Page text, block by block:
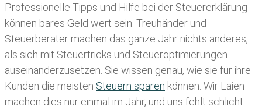
Professionelle Tipps und Hilfe bei der Steuererklärung
können bares Geld wert sein. Treuhänder und
Steuerberater machen das ganze Jahr nichts anderes,
als sich mit Steuertricks und Steueroptimierungen
auseinanderzusetzen. Sie wissen genau, wie sie für ihre
Kunden die meisten Steuern sparen können. Wir Laien
machen dies nur einmal im Jahr, und uns fehlt schlicht